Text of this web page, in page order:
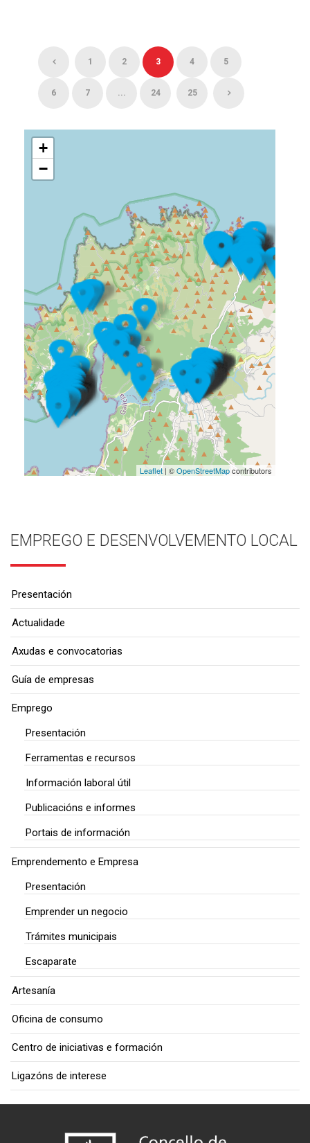
1 2 3 4 5
6 7 ... 24 25
+
−
Leaflet| ©OpenStreetMapcontributors
EMPREGO E DESENVOLVEMENTO LOCAL
Presentación
Actualidade
Axudas e convocatorias
Guía de empresas
Emprego
Presentación
Ferramentas e recursos
Información laboral útil
Publicacións e informes
Portais de información
Emprendemento e Empresa
Presentación
Emprender un negocio
Trámites municipais
Escaparate
Artesanía
Oficina de consumo
Centro de iniciativas e formación
Ligazóns de interese